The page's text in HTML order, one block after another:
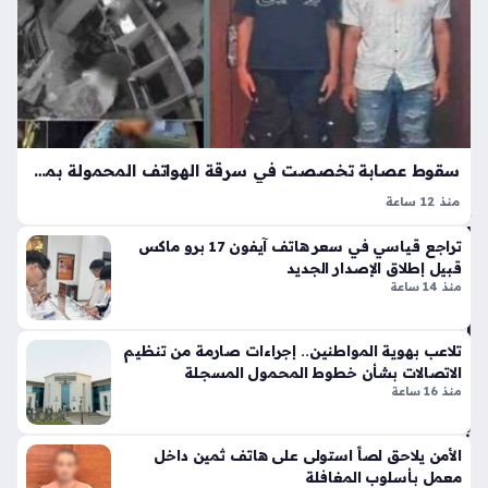
سا
ف
أس
ف
الم
فا
ج
لم
وق
ع
بوا
بة
ال
شر
سقوط عصابة تخصصت في سرقة الهواتف المحمولة بمدينة سوهاج بعد مطاردة أمنية
منذ 12 ساعة
التواصل الاجتماعي حول واقعة سرقة هاتف محمول في محافظة
سوهاج، حيث تضمن المنشور صورا ومقطع فيديو يوثق الحادثة،
تراجع قياسي في سعر هاتف آيفون 17 برو ماكس
قبيل إطلاق الإصدار الجديد
منذ 14 ساعة
تلاعب بهوية المواطنين.. إجراءات صارمة من تنظيم
الاتصالات بشأن خطوط المحمول المسجلة
منذ 16 ساعة
الأمن يلاحق لصاً استولى على هاتف ثمين داخل
معمل بأسلوب المغافلة